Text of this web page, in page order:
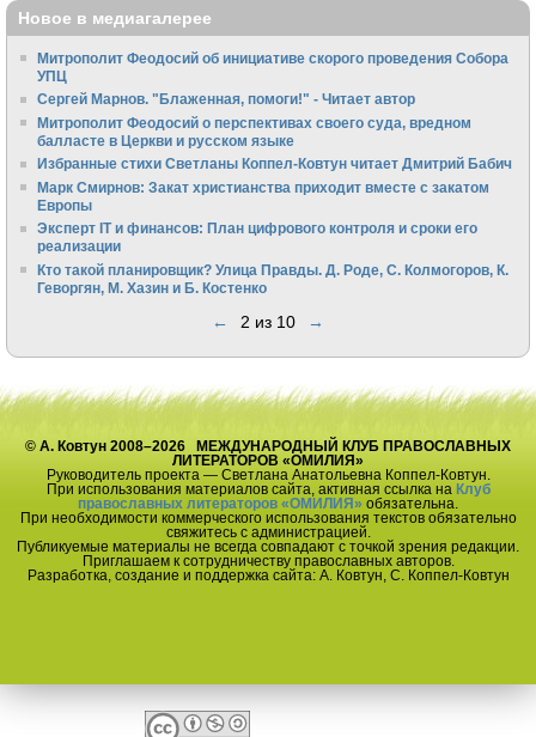
Новое в медиагалерее
Митрополит Феодосий об инициативе скорого проведения Собора
УПЦ
Сергей Марнов. "Блаженная, помоги!" - Читает автор
Митрополит Феодосий о перспективах своего суда, вредном
балласте в Церкви и русском языке
Избранные стихи Светланы Коппел-Ковтун читает Дмитрий Бабич
Марк Смирнов: Закат христианства приходит вместе с закатом
Европы
Эксперт IT и финансов: План цифрового контроля и сроки его
реализации
Кто такой планировщик? Улица Правды. Д. Роде, С. Колмогоров, К.
Геворгян, М. Хазин и Б. Костенко
← 2 из 10 →
© А. Ковтун 2008–2026 МЕЖДУНАРОДНЫЙ КЛУБ ПРАВОСЛАВНЫХ
ЛИТЕРАТОРОВ «ОМИЛИЯ»
Руководитель проекта — Светлана Анатольевна Коппел-Ковтун.
При использования материалов сайта, активная ссылка на Клуб
православных литераторов «ОМИЛИЯ» обязательна.
При необходимости коммерческого использования текстов обязательно
свяжитесь с администрацией.
Публикуемые материалы не всегда совпадают с точкой зрения редакции.
Приглашаем к сотрудничеству православных авторов.
Разработка, создание и поддержка сайта: А. Ковтун, С. Коппел-Ковтун